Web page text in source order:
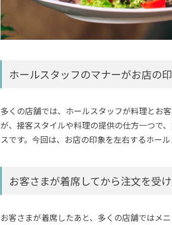
ホールスタッフのマナーがお店の
多くの店舗では、ホールスタッフが料理とお
が、接客スタイルや料理の提供の仕方一つで
スです。今回は、お店の印象を左右するホー
お客さまが着席してから注文を受
お客さまが着席したあと、多くの店舗ではメ